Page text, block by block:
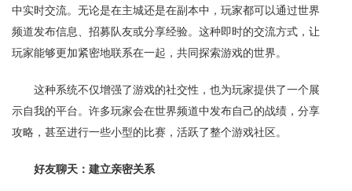
中实时交流。无论是在主城还是在副本中，玩家都可以通过世界
频道发布信息、招募队友或分享经验。这种即时的交流方式，让
玩家能够更加紧密地联系在一起，共同探索游戏的世界。
这种系统不仅增强了游戏的社交性，也为玩家提供了一个展
示自我的平台。许多玩家会在世界频道中发布自己的战绩，分享
攻略，甚至进行一些小型的比赛，活跃了整个游戏社区。
好友聊天：建立亲密关系